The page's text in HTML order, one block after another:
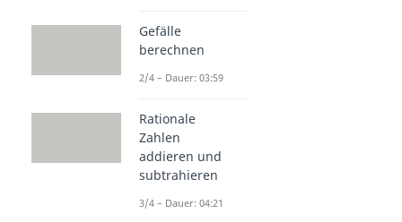
Gefälle
berechnen
2/4 – Dauer: 03:59
Rationale
Zahlen
addieren und
subtrahieren
3/4 – Dauer: 04:21